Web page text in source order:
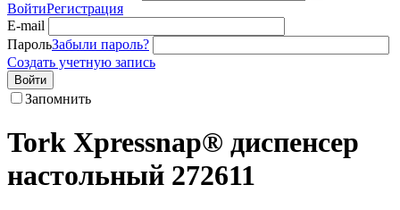
ВойтиРегистрация
E-mail
ПарольЗабыли пароль?
Создать учетную запись
Войти
Запомнить
Tork Xpressnap® диспенсер
настольный 272611